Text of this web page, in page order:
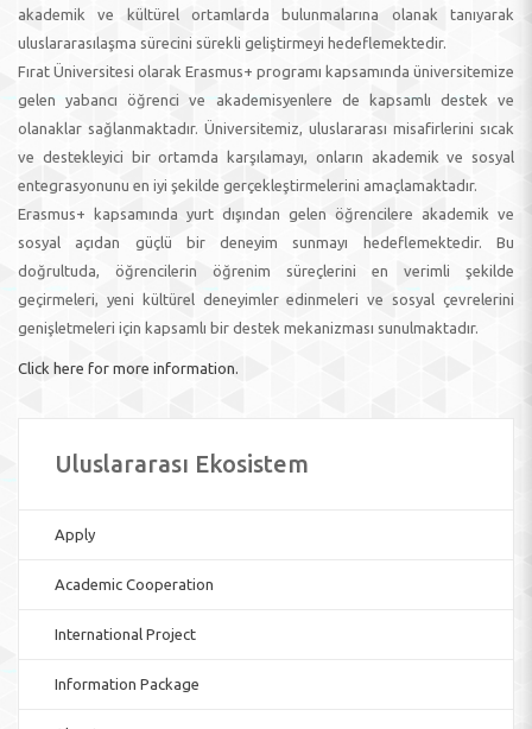
akademik ve kültürel ortamlarda bulunmalarına olanak tanıyarak
uluslararasılaşma sürecini sürekli geliştirmeyi hedeflemektedir.
Fırat Üniversitesi olarak Erasmus+ programı kapsamında üniversitemize
gelen yabancı öğrenci ve akademisyenlere de kapsamlı destek ve
olanaklar sağlanmaktadır. Üniversitemiz, uluslararası misafirlerini sıcak
ve destekleyici bir ortamda karşılamayı, onların akademik ve sosyal
entegrasyonunu en iyi şekilde gerçekleştirmelerini amaçlamaktadır.
Erasmus+ kapsamında yurt dışından gelen öğrencilere akademik ve
sosyal açıdan güçlü bir deneyim sunmayı hedeflemektedir. Bu
doğrultuda, öğrencilerin öğrenim süreçlerini en verimli şekilde
geçirmeleri, yeni kültürel deneyimler edinmeleri ve sosyal çevrelerini
genişletmeleri için kapsamlı bir destek mekanizması sunulmaktadır.
Click here for more information.
Uluslararası Ekosistem
Apply
Academic Cooperation
International Project
Information Package